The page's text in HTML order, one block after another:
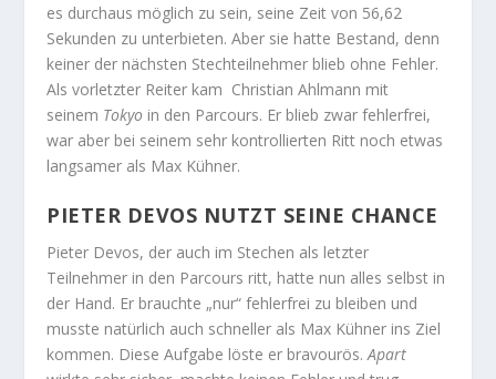
es durchaus möglich zu sein, seine Zeit von 56,62
Sekunden zu unterbieten. Aber sie hatte Bestand, denn
keiner der nächsten Stechteilnehmer blieb ohne Fehler.
Als vorletzter Reiter kam Christian Ahlmann mit
seinem Tokyo in den Parcours. Er blieb zwar fehlerfrei,
war aber bei seinem sehr kontrollierten Ritt noch etwas
langsamer als Max Kühner.
PIETER DEVOS NUTZT SEINE CHANCE
Pieter Devos, der auch im Stechen als letzter
Teilnehmer in den Parcours ritt, hatte nun alles selbst in
der Hand. Er brauchte „nur“ fehlerfrei zu bleiben und
musste natürlich auch schneller als Max Kühner ins Ziel
kommen. Diese Aufgabe löste er bravourös.Apart